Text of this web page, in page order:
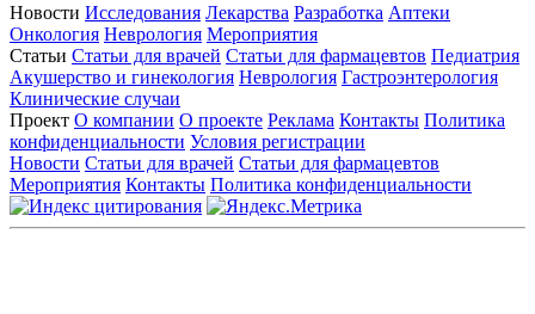
Новости Исследования Лекарства Разработка Аптеки
Онкология Неврология Мероприятия
Статьи Статьи для врачей Статьи для фармацевтов Педиатрия
Акушерство и гинекология Неврология Гастроэнтерология
Клинические случаи
Проект О компании О проекте Реклама Контакты Политика
конфиденциальности Условия регистрации
Новости Статьи для врачей Статьи для фармацевтов
Мероприятия Контакты Политика конфиденциальности